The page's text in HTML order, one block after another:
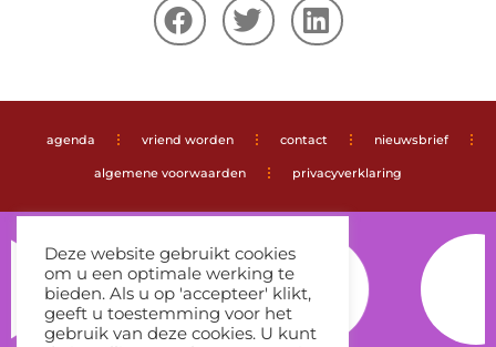
agenda vriend worden contact nieuwsbrief
algemene voorwaarden privacyverklaring
Deze website gebruikt cookies
om u een optimale werking te
bieden. Als u op 'accepteer' klikt,
geeft u toestemming voor het
gebruik van deze cookies. U kunt